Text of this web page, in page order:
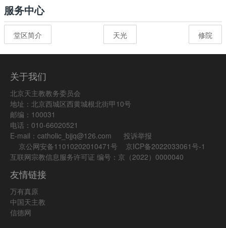
服务中心
堂区简介 天光 修院
关于我们
北京天主教教务委员会
地址：北京西城区西黄城根北街甲10号
邮编：100031
电话：010-66020521
E-mail：catholic_bjjq@126.com 投诉举报
京公网安备11010202010471号
京ICP备2022033061号-1
互联网宗教信息服务许可证 编号：京（2022）0000040
友情链接
万有真原
中国天主教
信德网